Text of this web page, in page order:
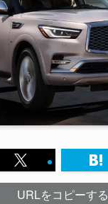
URLをコピーする